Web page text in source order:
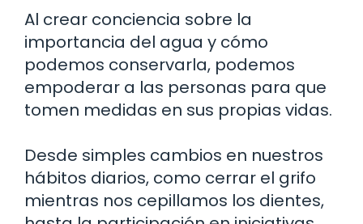
Al crear conciencia sobre la
importancia del agua y cómo
podemos conservarla, podemos
empoderar a las personas para que
tomen medidas en sus propias vidas.
Desde simples cambios en nuestros
hábitos diarios, como cerrar el grifo
mientras nos cepillamos los dientes,